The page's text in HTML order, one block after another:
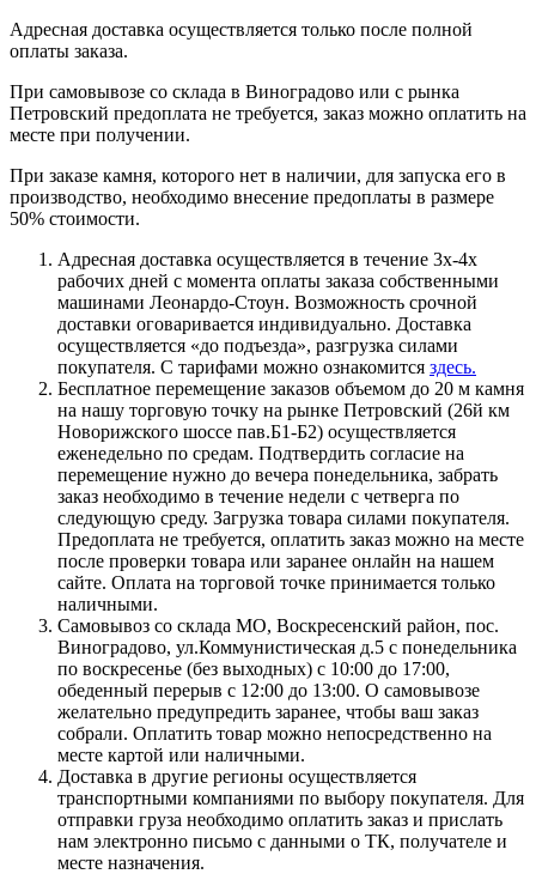
Адресная доставка осуществляется только после полной
оплаты заказа.
При самовывозе со склада в Виноградово или с рынка
Петровский предоплата не требуется, заказ можно оплатить на
месте при получении.
При заказе камня, которого нет в наличии, для запуска его в
производство, необходимо внесение предоплаты в размере
50% стоимости.
Адресная доставка осуществляется в течение 3х-4х
рабочих дней с момента оплаты заказа собственными
машинами Леонардо-Стоун. Возможность срочной
доставки оговаривается индивидуально. Доставка
осуществляется «до подъезда», разгрузка силами
покупателя. С тарифами можно ознакомится здесь.
Бесплатное перемещение заказов объемом до 20 м камня
на нашу торговую точку на рынке Петровский (26й км
Новорижского шоссе пав.Б1-Б2) осуществляется
еженедельно по средам. Подтвердить согласие на
перемещение нужно до вечера понедельника, забрать
заказ необходимо в течение недели с четверга по
следующую среду. Загрузка товара силами покупателя.
Предоплата не требуется, оплатить заказ можно на месте
после проверки товара или заранее онлайн на нашем
сайте. Оплата на торговой точке принимается только
наличными.
Самовывоз со склада МО, Воскресенский район, пос.
Виноградово, ул.Коммунистическая д.5 с понедельника
по воскресенье (без выходных) с 10:00 до 17:00,
обеденный перерыв с 12:00 до 13:00. О самовывозе
желательно предупредить заранее, чтобы ваш заказ
собрали. Оплатить товар можно непосредственно на
месте картой или наличными.
Доставка в другие регионы осуществляется
транспортными компаниями по выбору покупателя. Для
отправки груза необходимо оплатить заказ и прислать
нам электронно письмо с данными о ТК, получателе и
месте назначения.